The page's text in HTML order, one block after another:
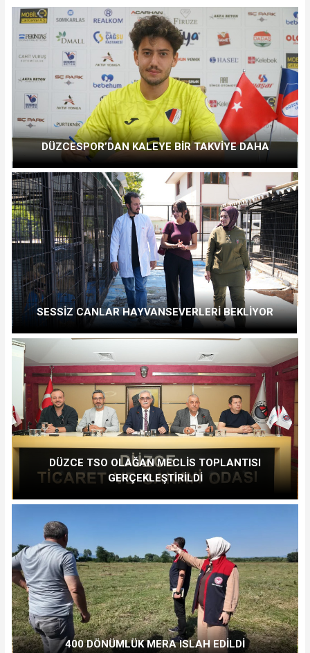
DÜZCESPOR’DAN KALEYE BİR TAKVİYE DAHA
SESSİZ CANLAR HAYVANSEVERLERİ BEKLİYOR
DÜZCE TSO OLAĞAN MECLİS TOPLANTISI
GERÇEKLEŞTİRİLDİ
400 DÖNÜMLÜK MERA ISLAH EDİLDİ